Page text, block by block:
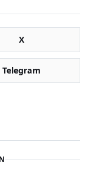
X
Telegram